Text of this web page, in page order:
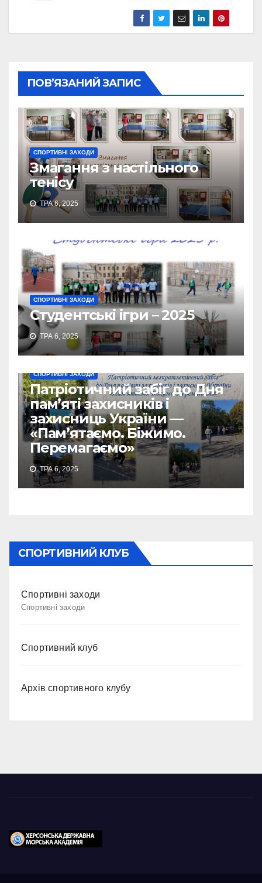
ПОВ’ЯЗАНИЙ ЗАПИС
СПОРТИВНІ ЗАХОДИ
Змагання з настільного
тенісу
ТРА 6, 2025
СПОРТИВНІ ЗАХОДИ
Студентські ігри – 2025
ТРА 6, 2025
СПОРТИВНІ ЗАХОДИ
Патріотичний забіг до Дня
пам’яті захисників і
захисниць України —
«Пам’ятаємо. Біжимо.
Перемагаємо»
ТРА 6, 2025
СПОРТИВНИЙ КЛУБ
Спортивні заходи
Спортивні заходи
Спортивний клуб
Архів спортивного клубу